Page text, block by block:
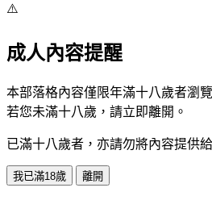
⚠️
成人內容提醒
本部落格內容僅限年滿十八歲者瀏覽
若您未滿十八歲，請立即離開。
已滿十八歲者，亦請勿將內容提供
我已滿18歲 離開